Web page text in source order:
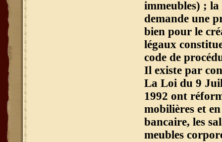
immeubles) ; la
demande une
bien pour le
légaux
code de
Il existe par
La Loi du 9
1992 ont
mobilières et
bancaire, les
meubles